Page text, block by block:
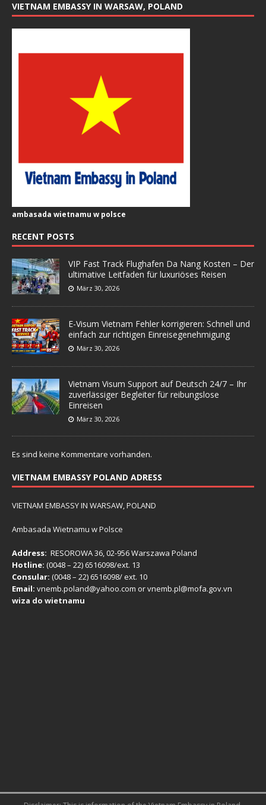
VIETNAM EMBASSY IN WARSAW, POLAND
ambasada wietnamu w polsce
RECENT POSTS
VIP Fast Track Flughafen Da Nang Kosten – Der
ultimative Leitfaden für luxuriöses Reisen
März 30, 2026
E-Visum Vietnam Fehler korrigieren: Schnell und
einfach zur richtigen Einreisegenehmigung
März 30, 2026
Vietnam Visum Support auf Deutsch 24/7 – Ihr
zuverlässiger Begleiter für reibungslose
Einreisen
März 30, 2026
Es sind keine Kommentare vorhanden.
VIETNAM EMBASSY POLAND ADRESS
VIETNAM EMBASSY IN WARSAW, POLAND
Ambasada Wietnamu w Polsce
Address: RESOROWA 36, 02-956 Warszawa Poland
Hotline: (0048 – 22) ​6516098/ext. 13
Consular: (0048 – 22) 6516098/ ext. 10
Email: vnemb.poland@yahoo.com or vnemb.pl@mofa.gov.vn
wiza do wietnamu